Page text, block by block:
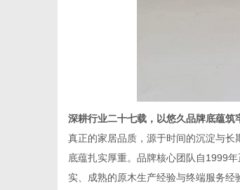
深耕行业二十七载，以悠久品牌底蕴筑
真正的家居品质，源于时间的沉淀与
底蕴扎实厚重。品牌核心团队自1999
实、成熟的原木生产经验与终端服务经